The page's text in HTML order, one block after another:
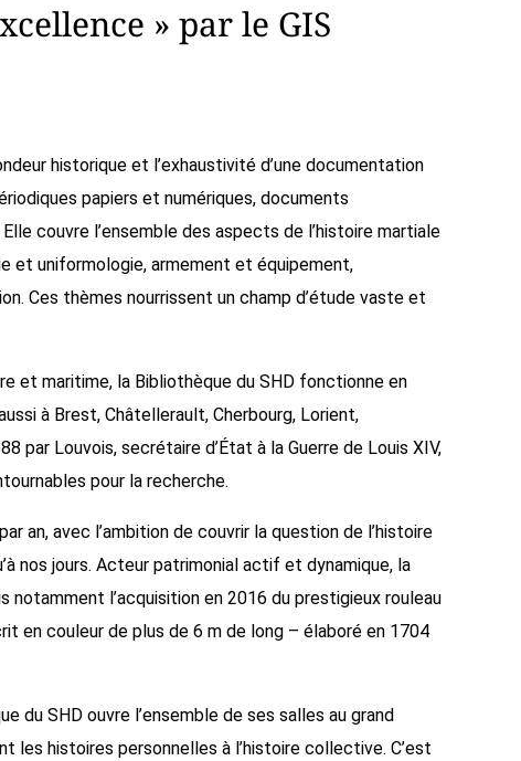
» par le GIS
historique et l’exhaustivité d’une documentation
papiers et numériques, documents
couvre l’ensemble des aspects de l’histoire martiale
et uniformologie, armement et équipement,
Ces thèmes nourrissent un champ d’étude vaste et
et maritime, la Bibliothèque du SHD fonctionne en
à Brest, Châtellerault, Cherbourg, Lorient,
Louvois, secrétaire d’État à la Guerre de Louis XIV,
pour la recherche.
an, avec l’ambition de couvrir la question de l’histoire
nos jours. Acteur patrimonial actif et dynamique, la
l’acquisition en 2016 du prestigieux rouleau
en couleur de plus de 6 m de long – élaboré en 1704
du SHD ouvre l’ensemble de ses salles au grand
les histoires personnelles à l’histoire collective. C’est